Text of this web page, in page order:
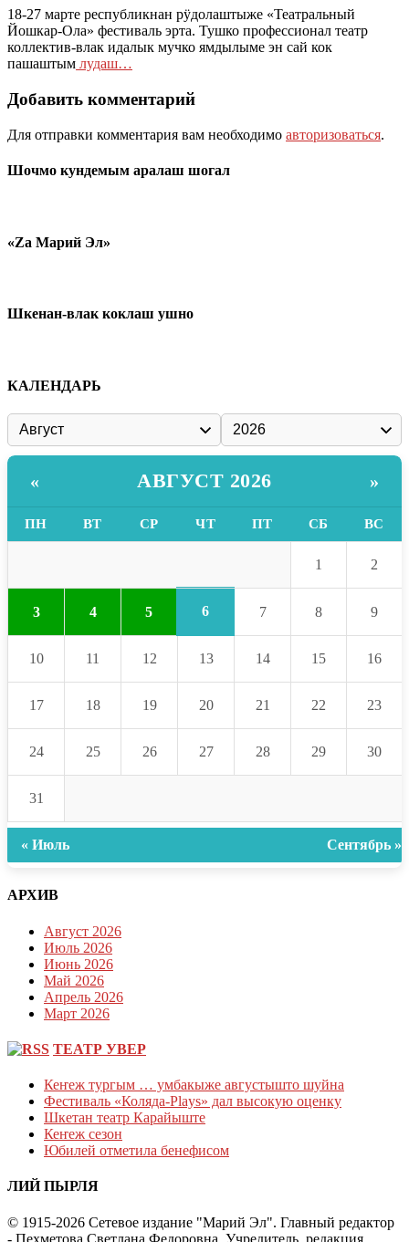
18-27 марте республикнан рӱдолаштыже «Театральный
Йошкар-Ола» фестиваль эрта. Тушко профессионал театр
коллектив-влак идалык мучко ямдылыме эн сай кок
пашаштым лудаш…
Добавить комментарий
Для отправки комментария вам необходимо авторизоваться.
Шочмо кундемым аралаш шогал
«Zа Марий Эл»
Шкенан-влак коклаш ушно
КАЛЕНДАРЬ
« АВГУСТ 2026 »
ПН ВТ СР ЧТ ПТ СБ ВС
1 2
3 4 5 6 7 8 9
10 11 12 13 14 15 16
17 18 19 20 21 22 23
24 25 26 27 28 29 30
31
« Июль Сентябрь »
АРХИВ
Август 2026
Июль 2026
Июнь 2026
Май 2026
Апрель 2026
Март 2026
ТЕАТР УВЕР
Кеҥеж тургым … умбакыже августышто шуйна
Фестиваль «Коляда-Plays» дал высокую оценку
Шкетан театр Карайыште
Кеҥеж сезон
Юбилей отметила бенефисом
ЛИЙ ПЫРЛЯ
© 1915-2026 Сетевое издание "Марий Эл". Главный редактор
- Пехметова Светлана Федоровна. Учредитель, редакция,